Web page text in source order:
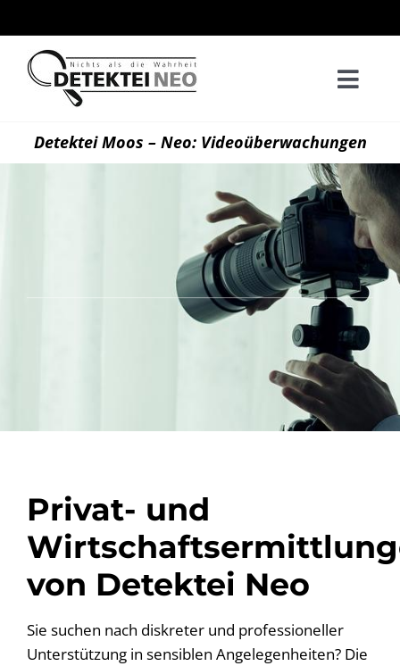
Inhalt
springen
Detektei Moos – Neo: Videoüberwachungen
Privat- und
von Detektei Neo
Sie suchen nach diskreter und professioneller
Unterstützung in sensiblen Angelegenheiten? Die